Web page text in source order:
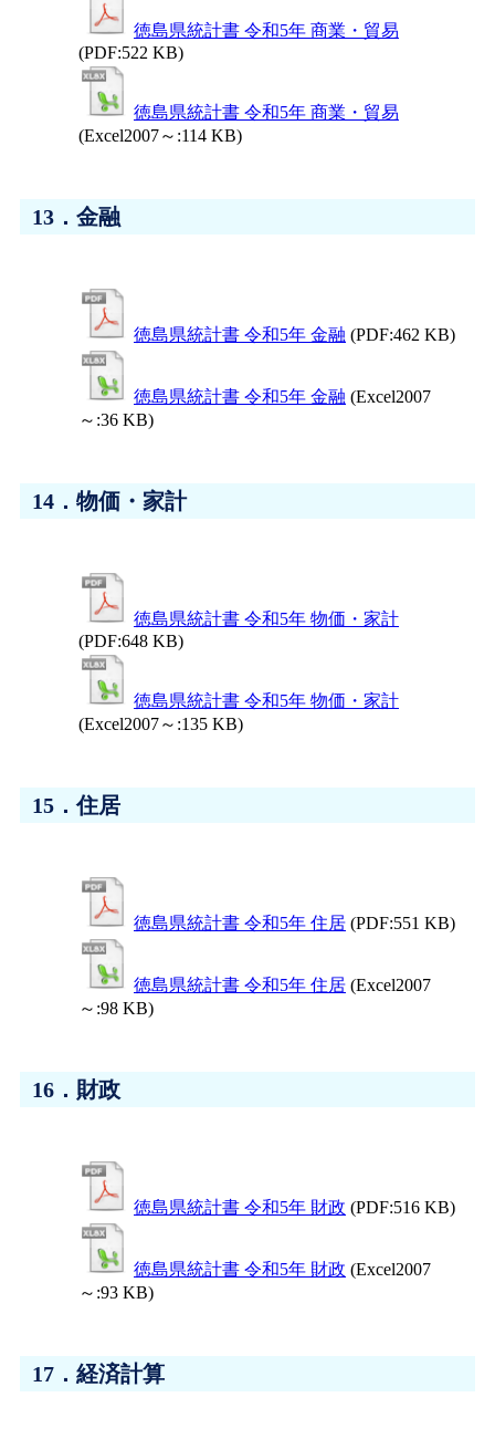
徳島県統計書 令和5年 商業・貿易
(PDF:522 KB)
徳島県統計書 令和5年 商業・貿易
(Excel2007～:114 KB)
13．金融
徳島県統計書 令和5年 金融 (PDF:462 KB)
徳島県統計書 令和5年 金融 (Excel2007
～:36 KB)
14．物価・家計
徳島県統計書 令和5年 物価・家計
(PDF:648 KB)
徳島県統計書 令和5年 物価・家計
(Excel2007～:135 KB)
15．住居
徳島県統計書 令和5年 住居 (PDF:551 KB)
徳島県統計書 令和5年 住居 (Excel2007
～:98 KB)
16．財政
徳島県統計書 令和5年 財政 (PDF:516 KB)
徳島県統計書 令和5年 財政 (Excel2007
～:93 KB)
17．経済計算